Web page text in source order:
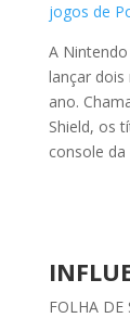
jogos de
A
lançar
ano.
Shield, os
console
FOLHA DE